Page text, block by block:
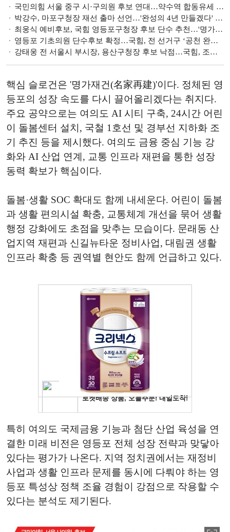
국민의힘 서울 중구 시·구의원 후보 연대…약수역 합동유세 전개 [6·3지방선거]
박강수, 마포구청장 재선 출마 선언…'완성의 4년 만들겠다' [6·3 지방선거]
최웅식 예비후보, 국힘 영등포구청장 후보 단수 추천…'명가재건으로 변화 만들겠다' [6·3 지방선거]
영등포 기초의원 단수후보 확정…국힘, 전 선거구 ‘공천 완료’ [6·3 지방선거]
강태웅 전 서울시 부시장, 용산구청장 후보 낙점…국힘, 조상현·김경대·김형석 경선 [6·3 지방선거]
핵심 슬로건은 '명가재건(名家再建)'이다. 정체된 영
등포의 성장 속도를 다시 끌어올리겠다는 취지다.
주요 공약으로는 여의도 AI 시티 구축, 24시간 어린
이 돌봄센터 설치, 국철 1호선 및 경부선 지하화 조
기 추진 등을 제시했다. 여의도 금융 중심 기능 강
화와 AI 산업 연계, 교통 인프라 재편을 통한 성장
동력 확보가 핵심이다.
돌봄·생활 SOC 확대도 함께 내세운다. 어린이 돌봄
과 생활 편의시설 확충, 교통체계 개선을 묶어 생활
행정 강화에도 초점을 맞추는 모습이다. 문래동 산
업지역 재편과 신길뉴타운 정비사업, 대림권 생활
인프라 확충 등 권역별 현안도 함께 언급하고 있다.
특히 여의도 국제금융 기능과 첨단 산업 육성을 연
결한 미래 비전은 영등포 전체 성장 전략과 맞닿아
있다는 평가가 나온다. 지역 정치권에서는 재정비
사업과 생활 인프라 문제를 동시에 다뤄야 하는 영
등포 특성상 정책 조율 경험이 강점으로 작용할 수
있다는 분석도 제기된다.